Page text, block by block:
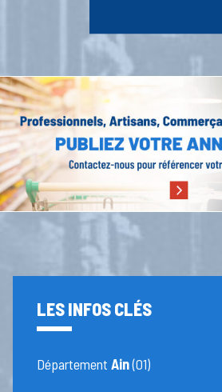
LES INFOS CLÉS
DépartementAin(01)